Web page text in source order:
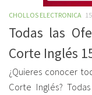
CHOLLOS ELECTRONICA
Todas las
Corte Inglés
¿Quieres conocer
Corte Inglés?